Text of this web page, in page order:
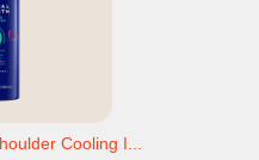
Cooling I...